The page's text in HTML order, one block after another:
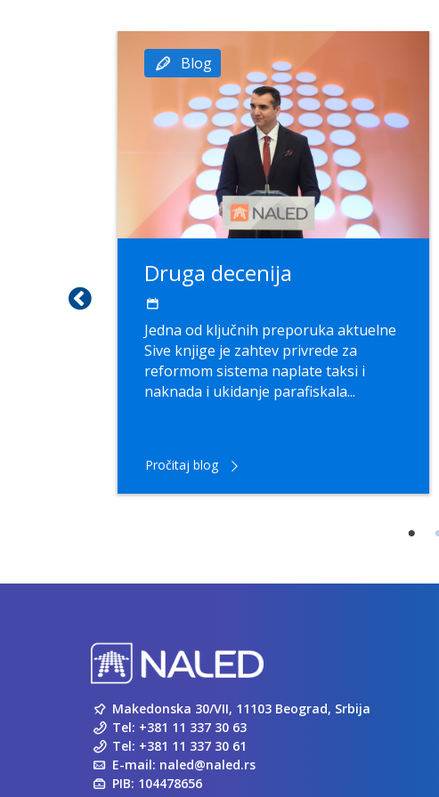
Blog
Druga decenija
Jedna od klјučnih preporuka aktuelne
Sive knjige je zahtev privrede za
reformom sistema naplate taksi i
naknada i ukidanje parafiskala...
Pročitaj blog
Makedonska 30/VII, 11103 Beograd, Srbija
Tel: +381 11 337 30 63
Tel: +381 11 337 30 61
E-mail: naled@naled.rs
PIB: 104478656